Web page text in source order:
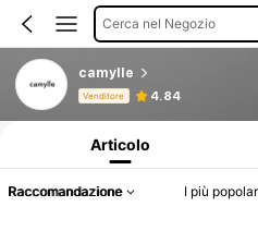
Cerca nel Negozio
camylle
Venditore 4.84
Articolo
Raccomandazione I più